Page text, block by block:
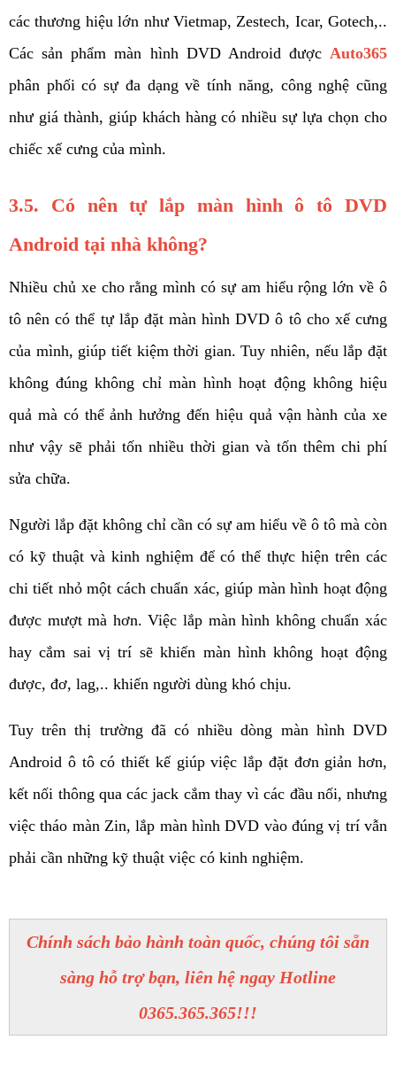
các thương hiệu lớn như Vietmap, Zestech, Icar, Gotech,..
Các sản phẩm màn hình DVD Android được Auto365
phân phối có sự đa dạng về tính năng, công nghệ cũng
như giá thành, giúp khách hàng có nhiều sự lựa chọn cho
chiếc xế cưng của mình.
3.5. Có nên tự lắp màn hình ô tô DVD
Android tại nhà không?
Nhiều chủ xe cho rằng mình có sự am hiểu rộng lớn về ô
tô nên có thể tự lắp đặt màn hình DVD ô tô cho xế cưng
của mình, giúp tiết kiệm thời gian. Tuy nhiên, nếu lắp đặt
không đúng không chỉ màn hình hoạt động không hiệu
quả mà có thể ảnh hưởng đến hiệu quả vận hành của xe
như vậy sẽ phải tốn nhiều thời gian và tốn thêm chi phí
sửa chữa.
Người lắp đặt không chỉ cần có sự am hiểu về ô tô mà còn
có kỹ thuật và kinh nghiệm để có thể thực hiện trên các
chi tiết nhỏ một cách chuẩn xác, giúp màn hình hoạt động
được mượt mà hơn. Việc lắp màn hình không chuẩn xác
hay cắm sai vị trí sẽ khiến màn hình không hoạt động
được, đơ, lag,.. khiến người dùng khó chịu.
Tuy trên thị trường đã có nhiều dòng màn hình DVD
Android ô tô có thiết kế giúp việc lắp đặt đơn giản hơn,
kết nối thông qua các jack cắm thay vì các đầu nối, nhưng
việc tháo màn Zin, lắp màn hình DVD vào đúng vị trí vẫn
phải cần những kỹ thuật việc có kinh nghiệm.
Chính sách bảo hành toàn quốc, chúng tôi sẵn
sàng hỗ trợ bạn, liên hệ ngay Hotline
0365.365.365!!!